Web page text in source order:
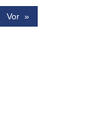
Vor »